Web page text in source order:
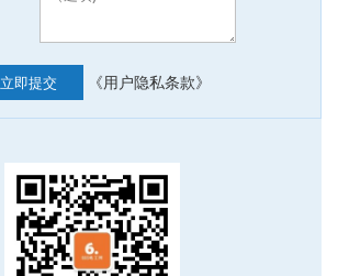
立即提交 《用户隐私条款》